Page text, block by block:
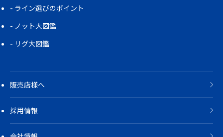
ライン選びのポイント
ノット大図鑑
リグ大図鑑
販売店様へ
採用情報